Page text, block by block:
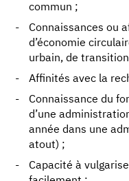
commun ;
Connaissances ou
d’économie
urbain, de
Affinités avec la
Connaissance du
d’une
année dans une
atout) ;
Capacité à